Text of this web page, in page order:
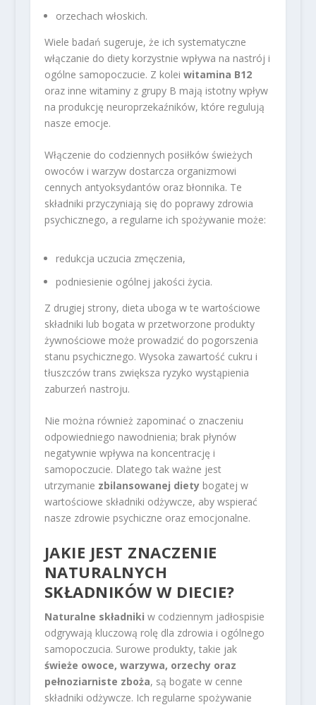
orzechach włoskich.
Wiele badań sugeruje, że ich systematyczne
włączanie do diety korzystnie wpływa na nastrój i
ogólne samopoczucie. Z kolei witamina B12
oraz inne witaminy z grupy B mają istotny wpływ
na produkcję neuroprzekaźników, które regulują
nasze emocje.
Włączenie do codziennych posiłków świeżych
owoców i warzyw dostarcza organizmowi
cennych antyoksydantów oraz błonnika. Te
składniki przyczyniają się do poprawy zdrowia
psychicznego, a regularne ich spożywanie może:
redukcja uczucia zmęczenia,
podniesienie ogólnej jakości życia.
Z drugiej strony, dieta uboga w te wartościowe
składniki lub bogata w przetworzone produkty
żywnościowe może prowadzić do pogorszenia
stanu psychicznego. Wysoka zawartość cukru i
tłuszczów trans zwiększa ryzyko wystąpienia
zaburzeń nastroju.
Nie można również zapominać o znaczeniu
odpowiedniego nawodnienia; brak płynów
negatywnie wpływa na koncentrację i
samopoczucie. Dlatego tak ważne jest
utrzymanie zbilansowanej dietybogatej w
wartościowe składniki odżywcze, aby wspierać
nasze zdrowie psychiczne oraz emocjonalne.
JAKIE JEST ZNACZENIE
NATURALNYCH
SKŁADNIKÓW W DIECIE?
Naturalne składniki w codziennym jadłospisie
odgrywają kluczową rolę dla zdrowia i ogólnego
samopoczucia. Surowe produkty, takie jak
świeże owoce, warzywa, orzechy oraz
pełnoziarniste zboża, są bogate w cenne
składniki odżywcze. Ich regularne spożywanie